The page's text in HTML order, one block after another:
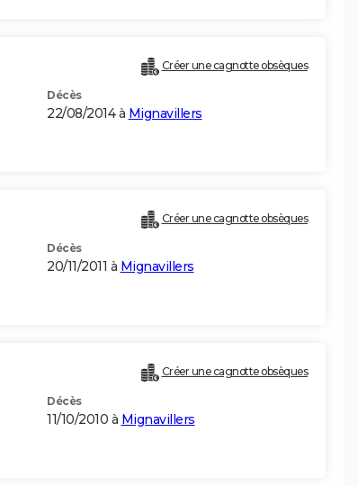
Créer une cagnotte obsèques
Décès
22/08/2014 à Mignavillers
Créer une cagnotte obsèques
Décès
20/11/2011 à Mignavillers
Créer une cagnotte obsèques
Décès
11/10/2010 à Mignavillers